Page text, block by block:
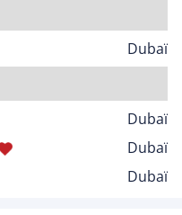
Dubaï
Dubaï
Dubaï
Dubaï